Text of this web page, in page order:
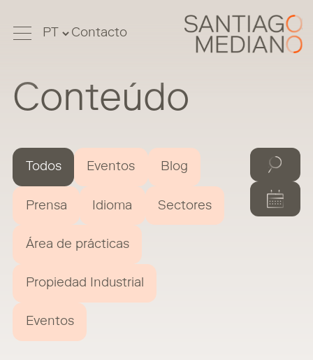
Contacto
Conteúdo
Todos Eventos Blog
Prensa Idioma Sectores
Área de prácticas
Propiedad Industrial
Eventos